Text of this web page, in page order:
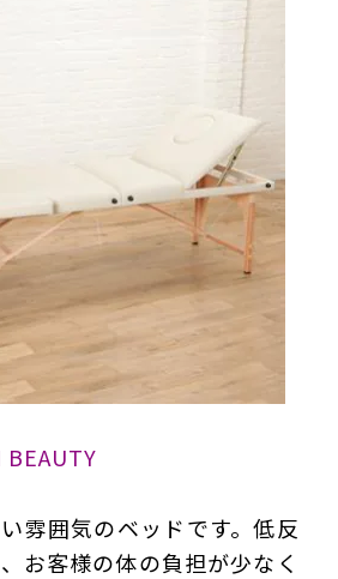
BEAUTY
雰囲気のベッドです。低反
お客様の体の負担が少なく